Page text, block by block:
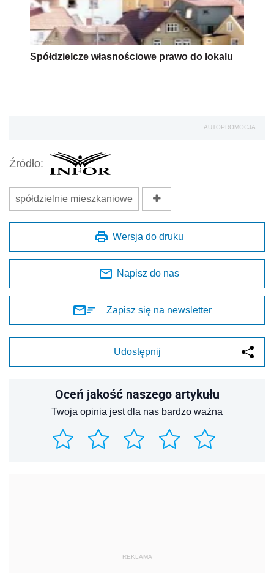
Spółdzielcze własnościowe prawo do lokalu
AUTOPROMOCJA
Źródło:
spółdzielnie mieszkaniowe
Wersja do druku
Napisz do nas
Zapisz się na newsletter
Udostępnij
Oceń jakość naszego artykułu
Twoja opinia jest dla nas bardzo ważna
REKLAMA